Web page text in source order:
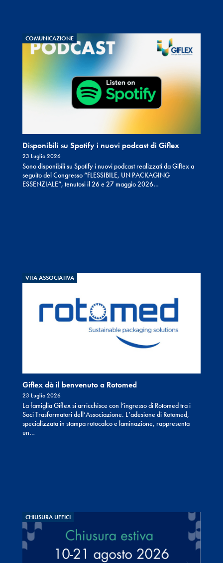
COMUNICAZIONE
Disponibili su Spotify i nuovi podcast di Giflex
23 Luglio 2026
Sono disponibili su Spotify i nuovi podcast realizzati da Giflex a
seguito del Congresso “FLESSIBILE, UN PACKAGING
ESSENZIALE”, tenutosi il 26 e 27 maggio 2026…
VITA ASSOCIATIVA
Giflex dà il benvenuto a Rotomed
23 Luglio 2026
La famiglia Giflex si arricchisce con l’ingresso di Rotomed tra i
Soci Trasformatori dell’Associazione. L’adesione di Rotomed,
specializzata in stampa rotocalco e laminazione, rappresenta
un…
CHIUSURA UFFICI